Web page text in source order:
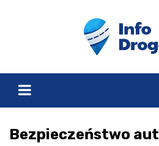
Bezpieczeństwo aut